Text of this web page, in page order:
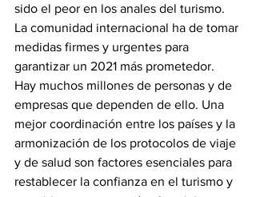
sido el peor en los anales del turismo.
La comunidad internacional ha de tomar
medidas firmes y urgentes para
garantizar un 2021 más prometedor.
Hay muchos millones de personas y de
empresas que dependen de ello. Una
mejor coordinación entre los países y la
armonización de los protocolos de viaje
y de salud son factores esenciales para
restablecer la confianza en el turismo y